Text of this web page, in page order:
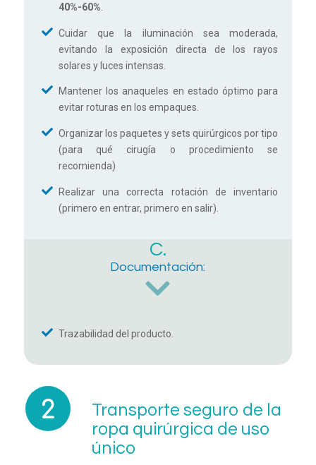
40%-60%
Cuidar que la iluminación sea moderada,
evitando la exposición directa de los rayos
solares y luces intensas.
Mantener los anaqueles en estado óptimo para
evitar roturas en los empaques.
Organizar los paquetes y sets quirúrgicos por tipo
(para qué cirugía o procedimiento se
recomienda)
Realizar una correcta rotación de inventario
(primero en entrar, primero en salir).
C.
Documentación:
Trazabilidad del producto.
Transporte seguro de la
ropa quirúrgica de uso
único